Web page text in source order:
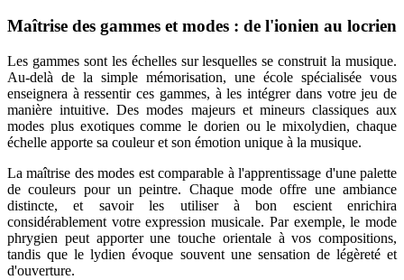
Maîtrise des gammes et modes : de l'ionien au locrien
Les gammes sont les échelles sur lesquelles se construit la musique.
Au-delà de la simple mémorisation, une école spécialisée vous
enseignera à ressentir ces gammes, à les intégrer dans votre jeu de
manière intuitive. Des modes majeurs et mineurs classiques aux
modes plus exotiques comme le dorien ou le mixolydien, chaque
échelle apporte sa couleur et son émotion unique à la musique.
La maîtrise des modes est comparable à l'apprentissage d'une palette
de couleurs pour un peintre. Chaque mode offre une ambiance
distincte, et savoir les utiliser à bon escient enrichira
considérablement votre expression musicale. Par exemple, le mode
phrygien peut apporter une touche orientale à vos compositions,
tandis que le lydien évoque souvent une sensation de légèreté et
d'ouverture.